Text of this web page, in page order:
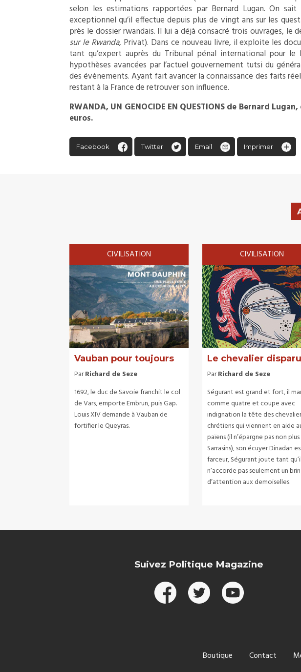
selon les estimations rapportées par Bernard Lugan. On
exceptionnel qu’il effectue depuis plus de vingt ans sur les
près le dossier rwandais. Il lui a déjà consacré trois ouvrages, le
sur le Rwanda, Privat). Dans ce nouveau livre, il exploite les
tant qu’expert auprès du Tribunal pénal international pour
hypothèses avancées par l’actuel gouvernement tutsi du
des évènements. Ayant fait avancer la connaissance des faits
restant à la France de retrouver son influence.
RWANDA, UN GENOCIDE EN QUESTIONS de Bernard
euros.
Facebook Twitter Email Imprimer
CIVILISATION
Vauban pour toujours
ParRichard de Seze
1692, le duc de Savoie franchit le col
de Vars, emporte Embrun, puis Gap.
Louis XIV demande à Vauban de
fortifier le Queyras.
CIVILISATION
Le chevalier disparu
ParRichard de Seze
Ségurant est grand et fort, il
comme quatre et coupe avec
indignation la tête des
chrétiens qui viennent en aide
païens (il n’épargne pas non
Sarrasins), son écuyer Dinadan
farceur, Ségurant joute tant qu’il
n’accorde pas seulement un brin
d’attention aux demoiselles.
Suivez Politique Magazine
Boutique Contact